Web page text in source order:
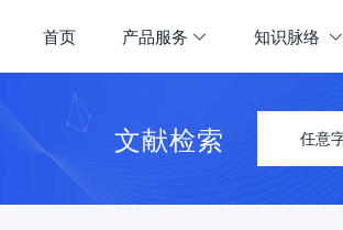
首页 产品服务 知识脉络
文献检索 任意